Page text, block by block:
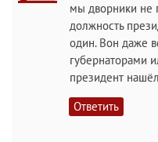
мы дворники не
должность
один. Вон даже
губернаторами
президент
Ответить